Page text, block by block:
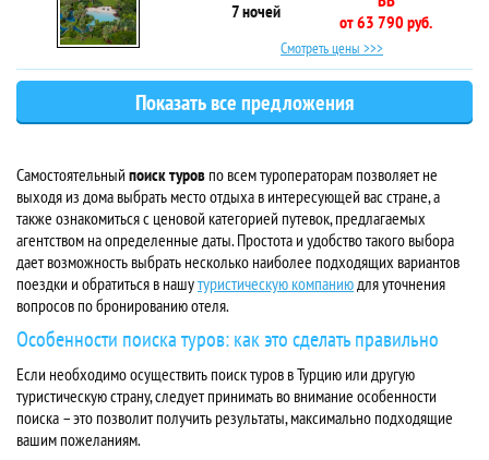
7 ночей
от 63 790 руб.
Смотреть цены >>>
Самостоятельный поиск туров по всем туроператорам позволяет не
выходя из дома выбрать место отдыха в интересующей вас стране, а
также ознакомиться с ценовой категорией путевок, предлагаемых
агентством на определенные даты. Простота и удобство такого выбора
дает возможность выбрать несколько наиболее подходящих вариантов
поездки и обратиться в нашутуристическую компаниюдля уточнения
вопросов по бронированию отеля.
Особенности поиска туров: как это сделать правильно
Если необходимо осуществить поиск туров в Турцию или другую
туристическую страну, следует принимать во внимание особенности
поиска – это позволит получить результаты, максимально подходящие
вашим пожеланиям.